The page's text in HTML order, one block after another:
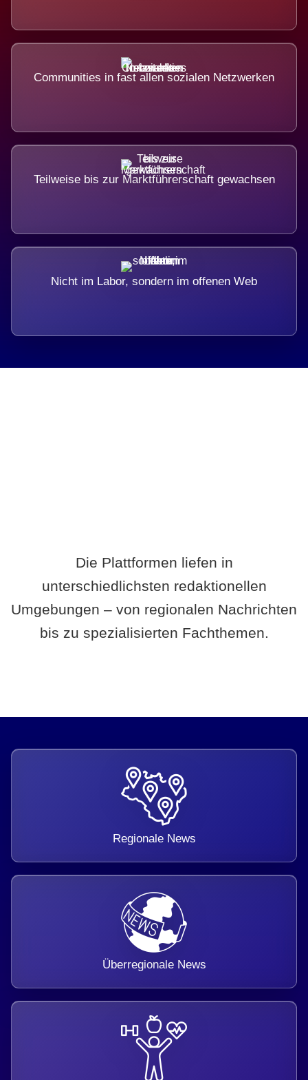
Communities in fast allen sozialen Netzwerken
Teilweise bis zur Marktführerschaft gewachsen
Nicht im Labor, sondern im offenen Web
Die Plattformen liefen in
unterschiedlichsten redaktionellen
Umgebungen – von regionalen Nachrichten
bis zu spezialisierten Fachthemen.
Regionale News
Überregionale News